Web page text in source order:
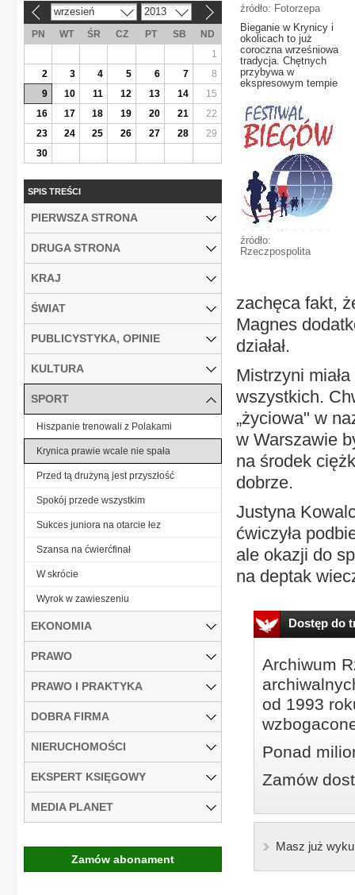
źródło: Fotorzepa
Bieganie w Krynicy i
okolicach to już
coroczna wrześniowa
tradycja. Chętnych
przybywa w
ekspresowym tempie
źródło:
Rzeczpospolita
zachęca fakt,
Magnes
działał.
Mistrzyni
wszystkich.
„życiowa" w
w Warszawie
na środek
dobrze.
Justyna
ćwiczyła
ale okazji do
na deptak
Dostęp do
Archiwum
od 1993
Ponad
Zamów
Masz już
wrzesień 2013
PN WT ŚR CZ PT SB
ND
1
2
3 4 5 6 7
8
9
10 11 12 13 14
15
16
17 18 19 20 21
22
23
24 25 26 27 28
29
30
SPIS TREŚCI
PIERWSZA STRONA
DRUGA STRONA
KRAJ
ŚWIAT
PUBLICYSTYKA, OPINIE
KULTURA
SPORT
Hiszpanie trenowali z Polakami
Krynica prawie wcale nie spała
Przed tą drużyną jest przyszłość
Spokój przede wszystkim
Sukces juniora na otarcie łez
Szansa na ćwierćfinał
W skrócie
Wyrok w zawieszeniu
EKONOMIA
PRAWO
PRAWO I PRAKTYKA
DOBRA FIRMA
NIERUCHOMOŚCI
EKSPERT KSIĘGOWY
MEDIA PLANET
Zamów abonament